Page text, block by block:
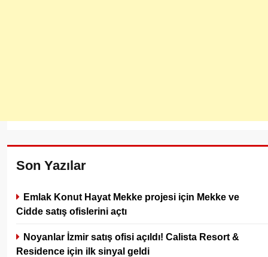
Son Yazılar
Emlak Konut Hayat Mekke projesi için Mekke ve
Cidde satış ofislerini açtı
Noyanlar İzmir satış ofisi açıldı! Calista Resort &
Residence için ilk sinyal geldi